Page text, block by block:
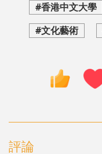
#香港中文大學
#文化藝術
評論